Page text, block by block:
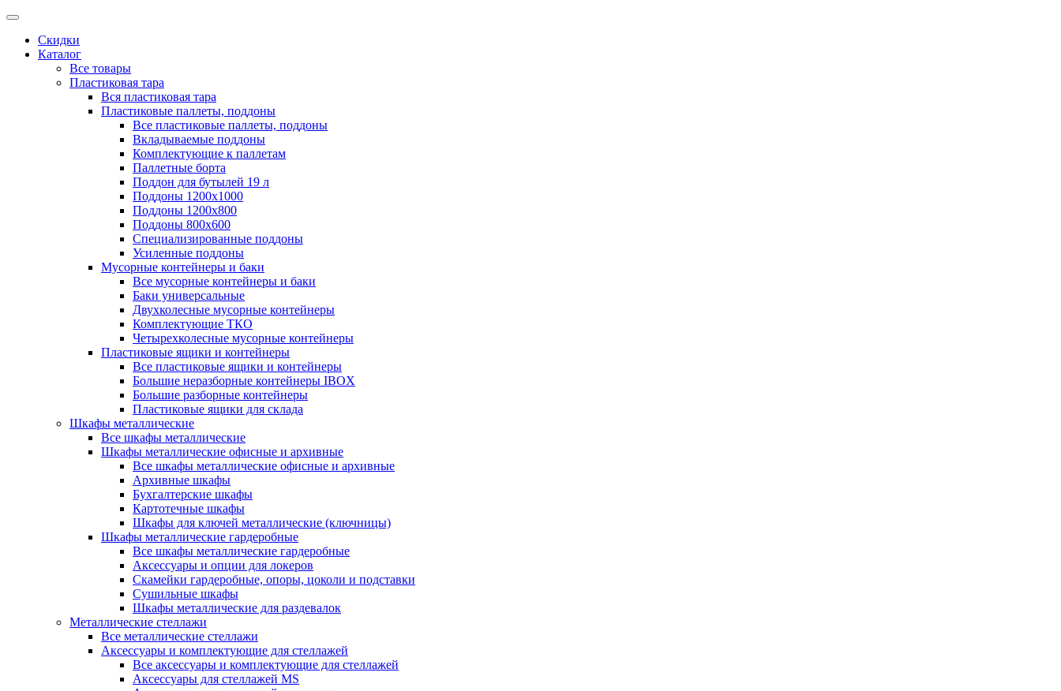
Скидки
Каталог
Все товары
Пластиковая тара
Вся пластиковая тара
Пластиковые паллеты, поддоны
Все пластиковые паллеты, поддоны
Вкладываемые поддоны
Комплектующие к паллетам
Паллетные борта
Поддон для бутылей 19 л
Поддоны 1200х1000
Поддоны 1200х800
Поддоны 800х600
Специализированные поддоны
Усиленные поддоны
Мусорные контейнеры и баки
Все мусорные контейнеры и баки
Баки универсальные
Двухколесные мусорные контейнеры
Комплектующие ТКО
Четырехколесные мусорные контейнеры
Пластиковые ящики и контейнеры
Все пластиковые ящики и контейнеры
Большие неразборные контейнеры IBOX
Большие разборные контейнеры
Пластиковые ящики для склада
Шкафы металлические
Все шкафы металлические
Шкафы металлические офисные и архивные
Все шкафы металлические офисные и архивные
Архивные шкафы
Бухгалтерские шкафы
Картотечные шкафы
Шкафы для ключей металлические (ключницы)
Шкафы металлические гардеробные
Все шкафы металлические гардеробные
Аксессуары и опции для локеров
Скамейки гардеробные, опоры, цоколи и подставки
Сушильные шкафы
Шкафы металлические для раздевалок
Металлические стеллажи
Все металлические стеллажи
Аксессуары и комплектующие для стеллажей
Все аксессуары и комплектующие для стеллажей
Аксессуары для стеллажей MS